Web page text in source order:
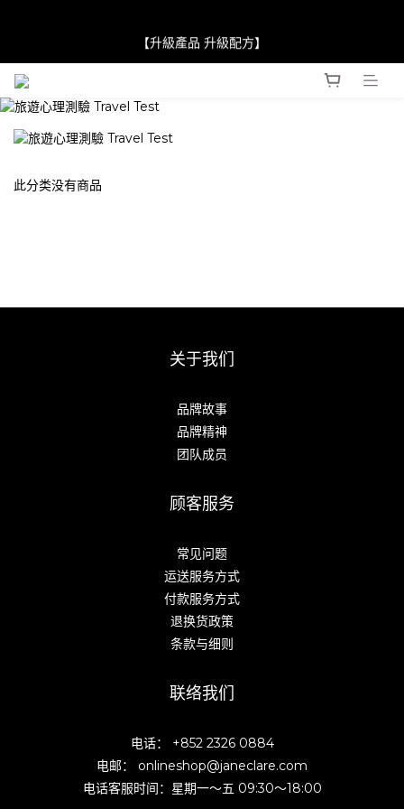
Award 勇奪金獎】
【升級產品 升級配方】
【JaneClare 康膚薈在iida Award Milan 2024 Professional
Award 勇奪金獎】
此分类没有商品
关于我们
品牌故事
品牌精神
团队成员
顾客服务
常见问题
运送服务方式
付款服务方式
退换货政策
条款与细则
联络我们
电话： +852 2326 0884
电邮： onlineshop@janeclare.com
电话客服时间：星期一～五 09:30～18:00